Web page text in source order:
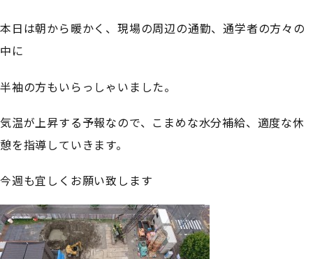
本日は朝から暖かく、現場の周辺の通勤、通学者の方々の
中に
半袖の方もいらっしゃいました。
気温が上昇する予報なので、こまめな水分補給、適度な休
憩を指導していきます。
今週も宜しくお願い致します